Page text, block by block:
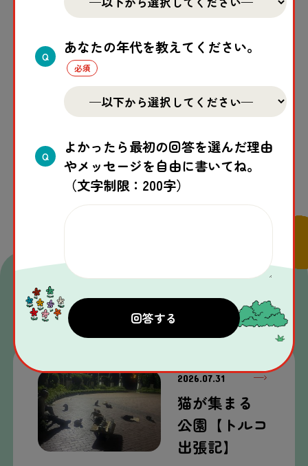
この記事はいかがでしたか？
一覧へ戻る
関連する記事
2026.07.31
猫が集まる
公園 【トルコ
出張記】
Q
あなたの年代を教えてください。
Q
よかったら最初の回答を選んだ理由
やメッセージを自由に書いてね。
（文字制限：200字）